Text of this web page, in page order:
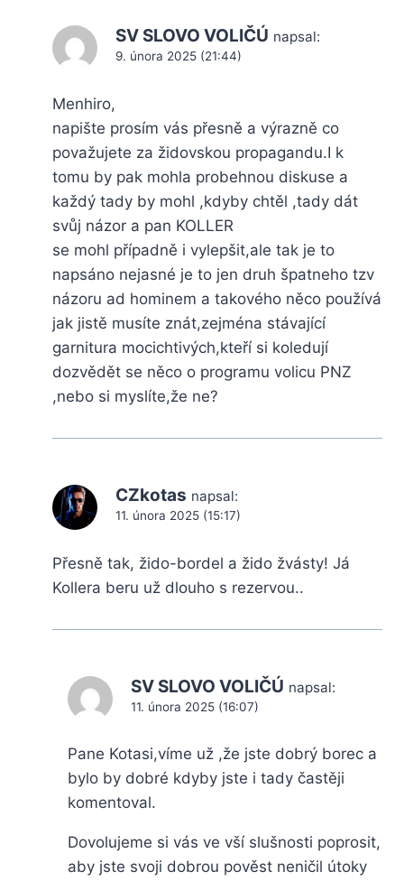
SV SLOVO VOLIČÚ napsal:
9. února 2025 (21:44)
Menhiro,
napište prosím vás přesně a výrazně co
považujete za židovskou propagandu.I k
tomu by pak mohla probehnou diskuse a
každý tady by mohl ,kdyby chtěl ,tady dát
svůj názor a pan KOLLER
se mohl případně i vylepšit,ale tak je to
napsáno nejasné je to jen druh špatneho tzv
názoru ad hominem a takového něco používá
jak jistě musíte znát,zejména stávající
garnitura mocichtivých,kteří si koledují
dozvědět se něco o programu volicu PNZ
,nebo si myslíte,že ne?
CZkotas napsal:
11. února 2025 (15:17)
Přesně tak, žido-bordel a žido žvásty! Já
Kollera beru už dlouho s rezervou..
SV SLOVO VOLIČÚ napsal:
11. února 2025 (16:07)
Pane Kotasi,víme už ,že jste dobrý borec a
bylo by dobré kdyby jste i tady častěji
komentoval.
Dovolujeme si vás ve vší slušnosti poprosit,
aby jste svoji dobrou pověst neničil útoky